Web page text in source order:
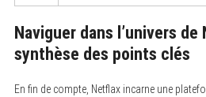
Naviguer dans l’univers de
synthèse des points clés
En fin de compte, Netflax incarne une